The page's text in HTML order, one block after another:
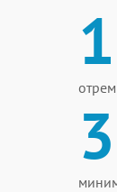
3